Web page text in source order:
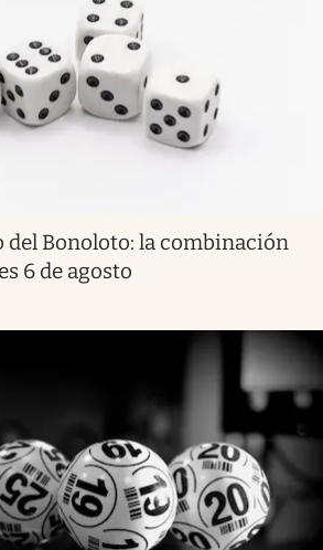
del Bonoloto: la combinación
6 de agosto